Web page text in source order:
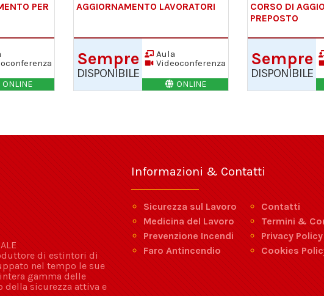
PER
ONLINE
AGGIORNAMENTO LAVORATORI
Sempre
DISPONIBILE
Aula
Videoconferenza
ONLINE
CORSO DI
PREPOSTO
Sempre
DISPONIBILE
di estintori di
nel tempo le sue
gamma delle
della sicurezza attiva e
Informazioni & Contatti
Sicurezza sul Lavoro
Medicina del Lavoro
Prevenzione Incendi
Faro Antincendio
Contatti
Termini &
Privacy Policy
Cookies